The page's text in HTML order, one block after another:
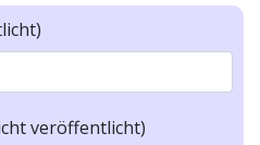
veröffentlicht)